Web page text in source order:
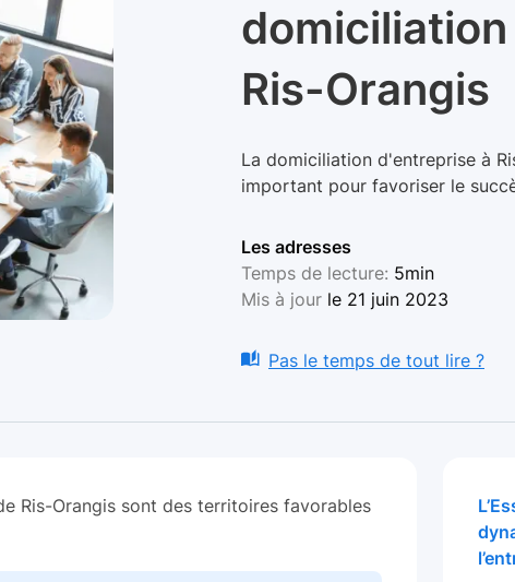
domiciliation
Ris-Orangis
La domiciliation d'entreprise à
important pour favoriser le
Les adresses
Temps de lecture: 5min
Mis à jour le 21 juin 2023
Pas le temps de tout lire ?
Ris-Orangis sont des territoires favorables